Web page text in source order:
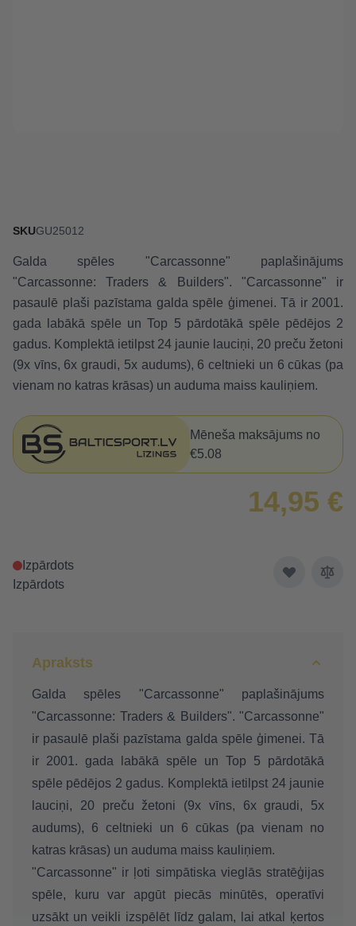
SKUGU25012
Galda spēles "Carcassonne" paplašinājums
"Carcassonne: Traders & Builders". "Carcassonne" ir
pasaulē plaši pazīstama galda spēle ģimenei. Tā ir 2001.
gada labākā spēle un Top 5 pārdotākā spēle pēdējos 2
gadus. Komplektā ietilpst 24 jaunie lauciņi, 20 preču žetoni
(9x vīns, 6x graudi, 5x audums), 6 celtnieki un 6 cūkas (pa
vienam no katras krāsas) un auduma maiss kauliņiem.
Mēneša maksājums no
€5.08
14,95 €
Izpārdots
Izpārdots
Apraksts
Galda spēles "Carcassonne" paplašinājums
"Carcassonne: Traders & Builders". "Carcassonne"
ir pasaulē plaši pazīstama galda spēle ģimenei. Tā
ir 2001. gada labākā spēle un Top 5 pārdotākā
spēle pēdējos 2 gadus. Komplektā ietilpst 24 jaunie
lauciņi, 20 preču žetoni (9x vīns, 6x graudi, 5x
audums), 6 celtnieki un 6 cūkas (pa vienam no
katras krāsas) un auduma maiss kauliņiem.
"Carcassonne" ir ļoti simpātiska vieglās stratēģijas
spēle, kuru var apgūt piecās minūtēs, operatīvi
uzsākt un veikli izspēlēt līdz galam, lai atkal ķertos